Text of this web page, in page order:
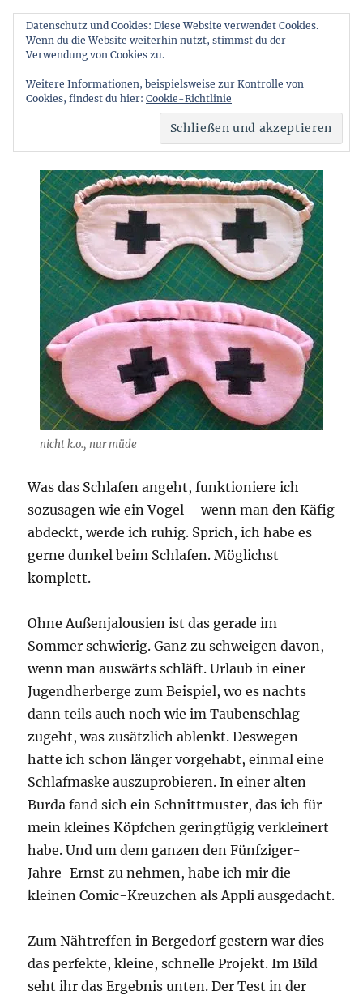
Stichelstube
Schlaf, Kindlein, schlaf…
nicht k.o., nur müde
Was das Schlafen angeht, funktioniere ich
sozusagen wie ein Vogel – wenn man den Käfig
abdeckt, werde ich ruhig. Sprich, ich habe es
gerne dunkel beim Schlafen. Möglichst
komplett.
Ohne Außenjalousien ist das gerade im
Sommer schwierig. Ganz zu schweigen davon,
wenn man auswärts schläft. Urlaub in einer
Jugendherberge zum Beispiel, wo es nachts
dann teils auch noch wie im Taubenschlag
zugeht, was zusätzlich ablenkt. Deswegen
hatte ich schon länger vorgehabt, einmal eine
Schlafmaske auszuprobieren. In einer alten
Burda fand sich ein Schnittmuster, das ich für
mein kleines Köpfchen geringfügig verkleinert
habe. Und um dem ganzen den Fünfziger-
Jahre-Ernst zu nehmen, habe ich mir die
kleinen Comic-Kreuzchen als Appli ausgedacht.
Zum Nähtreffen in Bergedorf gestern war dies
das perfekte, kleine, schnelle Projekt. Im Bild
seht ihr das Ergebnis unten. Der Test in der
Datenschutz und Cookies: Diese Website verwendet Cookies.
Wenn du die Website weiterhin nutzt, stimmst du der
Verwendung von Cookies zu.
Weitere Informationen, beispielsweise zur Kontrolle von
Cookies, findest du hier: Cookie-Richtlinie